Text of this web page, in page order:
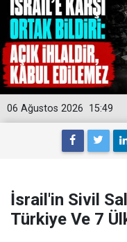
15:49
06 Ağustos 2026
İsrail'in Sivil
Türkiye Ve 7